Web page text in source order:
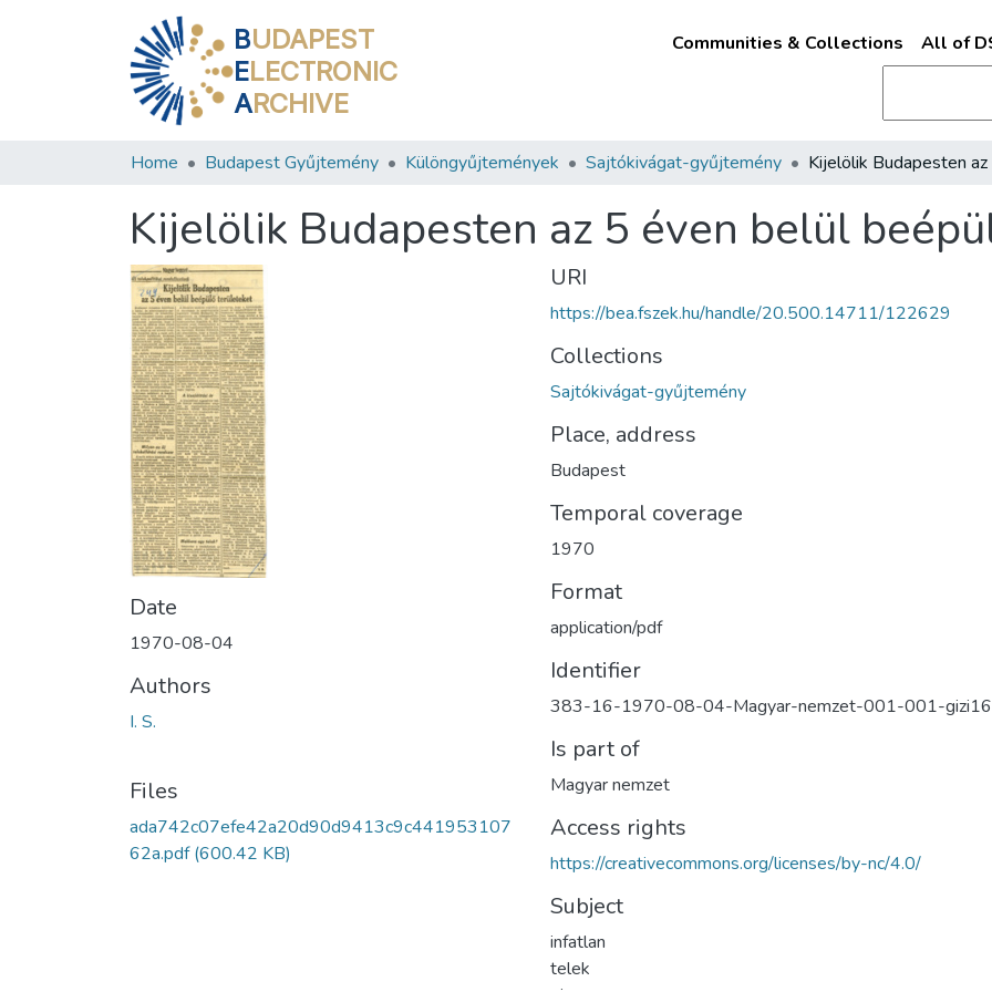
BUDAPEST
ELECTRONIC
ARCHIVE
Communities & Collections All of
Home Budapest Gyűjtemény Különgyűjtemények Sajtókivágat-gyűjtemény
Kijelölik Budapesten az 5 éven belül
Date
1970-08-04
Authors
I. S.
Files
ada742c07efe42a20d90d9413c9c441953107
62a.pdf(600.42 KB)
URI
https://bea.fszek.hu/handle/20.500.14711/122629
Collections
Sajtókivágat-gyűjtemény
Place, address
Budapest
Temporal coverage
1970
Format
application/pdf
Identifier
383-16-1970-08-04-Magyar-nemzet-001-001-
Is part of
Magyar nemzet
Access rights
https://creativecommons.org/licenses/by-nc/4.0/
Subject
infatlan
telek